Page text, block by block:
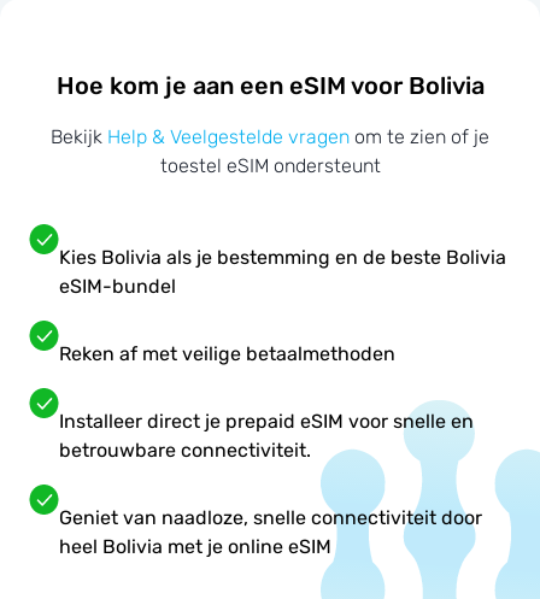
Hoe kom je aan een eSIM voor Bolivia
Bekijk Help & Veelgestelde vragen om te zien of je
toestel eSIM ondersteunt
Kies Bolivia als je bestemming en de beste Bolivia
eSIM-bundel
Reken af met veilige betaalmethoden
Installeer direct je prepaid eSIM voor snelle en
betrouwbare connectiviteit.
Geniet van naadloze, snelle connectiviteit door
heel Bolivia met je online eSIM